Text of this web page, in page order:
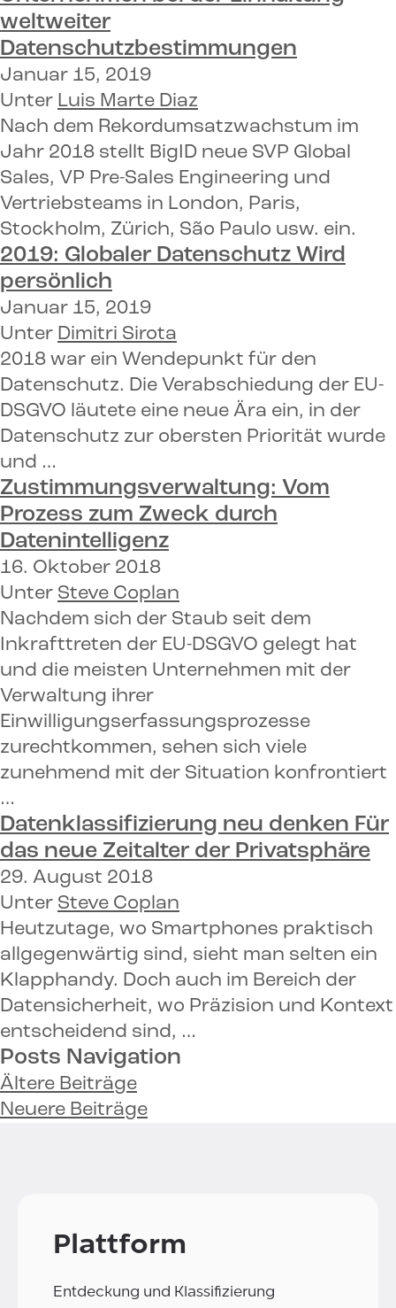
weltweiter
Datenschutzbestimmungen
Januar 15, 2019
Unter Luis Marte Diaz
Nach dem Rekordumsatzwachstum im
Jahr 2018 stellt BigID neue SVP Global
Sales, VP Pre-Sales Engineering und
Vertriebsteams in London, Paris,
Stockholm, Zürich, São Paulo usw. ein.
2019: Globaler Datenschutz Wird
persönlich
Januar 15, 2019
Unter Dimitri Sirota
2018 war ein Wendepunkt für den
Datenschutz. Die Verabschiedung der EU-
DSGVO läutete eine neue Ära ein, in der
Datenschutz zur obersten Priorität wurde
und …
Zustimmungsverwaltung: Vom
Prozess zum Zweck durch
Datenintelligenz
16. Oktober 2018
Unter Steve Coplan
Nachdem sich der Staub seit dem
Inkrafttreten der EU-DSGVO gelegt hat
und die meisten Unternehmen mit der
Verwaltung ihrer
Einwilligungserfassungsprozesse
zurechtkommen, sehen sich viele
zunehmend mit der Situation konfrontiert
…
Datenklassifizierung neu denken Für
das neue Zeitalter der Privatsphäre
29. August 2018
Unter Steve Coplan
Heutzutage, wo Smartphones praktisch
allgegenwärtig sind, sieht man selten ein
Klapphandy. Doch auch im Bereich der
Datensicherheit, wo Präzision und Kontext
entscheidend sind, …
Posts Navigation
Ältere Beiträge
Neuere Beiträge
Plattform
Entdeckung und Klassifizierung